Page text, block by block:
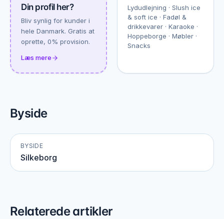
Din profil her?
Bliv synlig for kunder i
hele Danmark. Gratis at
oprette, 0% provision.
Læs mere
Lydudlejning · Slush ice
& soft ice · Fadøl &
drikkevarer · Karaoke ·
Hoppeborge · Møbler ·
Snacks
Byside
BYSIDE
Silkeborg
Relaterede artikler